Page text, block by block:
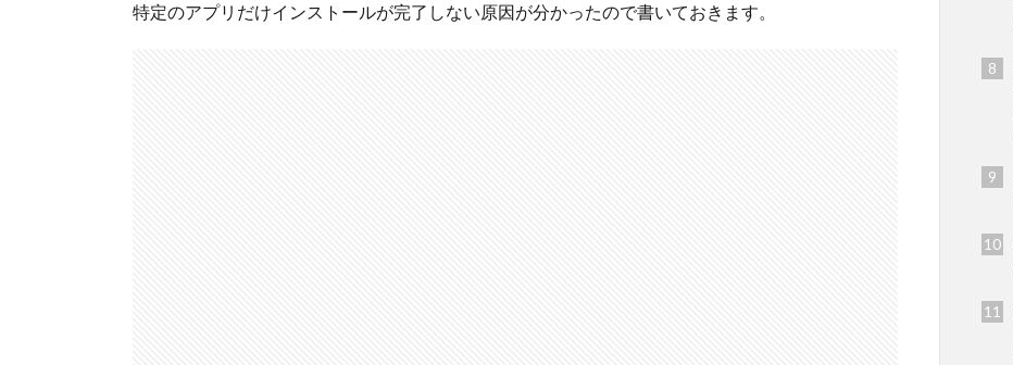
特定のアプリだけインストールが完了しない原因が分かったので書いておきます。